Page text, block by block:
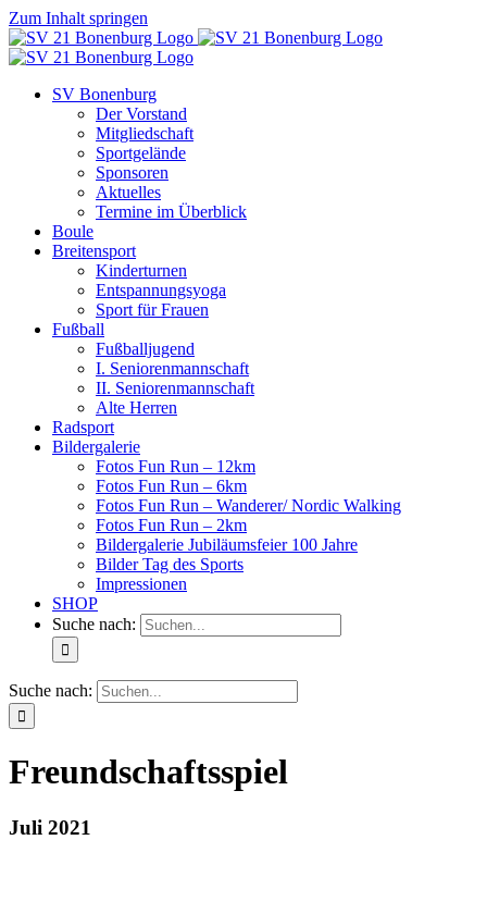
Zum Inhalt springen
SV Bonenburg
Der Vorstand
Mitgliedschaft
Sportgelände
Sponsoren
Aktuelles
Termine im Überblick
Boule
Breitensport
Kinderturnen
Entspannungsyoga
Sport für Frauen
Fußball
Fußballjugend
I. Seniorenmannschaft
II. Seniorenmannschaft
Alte Herren
Radsport
Bildergalerie
Fotos Fun Run – 12km
Fotos Fun Run – 6km
Fotos Fun Run – Wanderer/ Nordic Walking
Fotos Fun Run – 2km
Bildergalerie Jubiläumsfeier 100 Jahre
Bilder Tag des Sports
Impressionen
SHOP
Suche nach:
Suche nach:
Freundschaftsspiel
Juli 2021